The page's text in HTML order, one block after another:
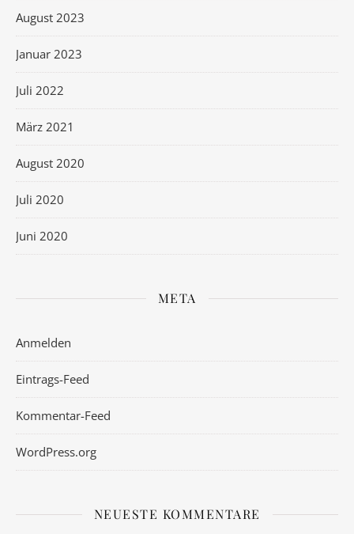
August 2023
Januar 2023
Juli 2022
März 2021
August 2020
Juli 2020
Juni 2020
META
Anmelden
Eintrags-Feed
Kommentar-Feed
WordPress.org
NEUESTE KOMMENTARE